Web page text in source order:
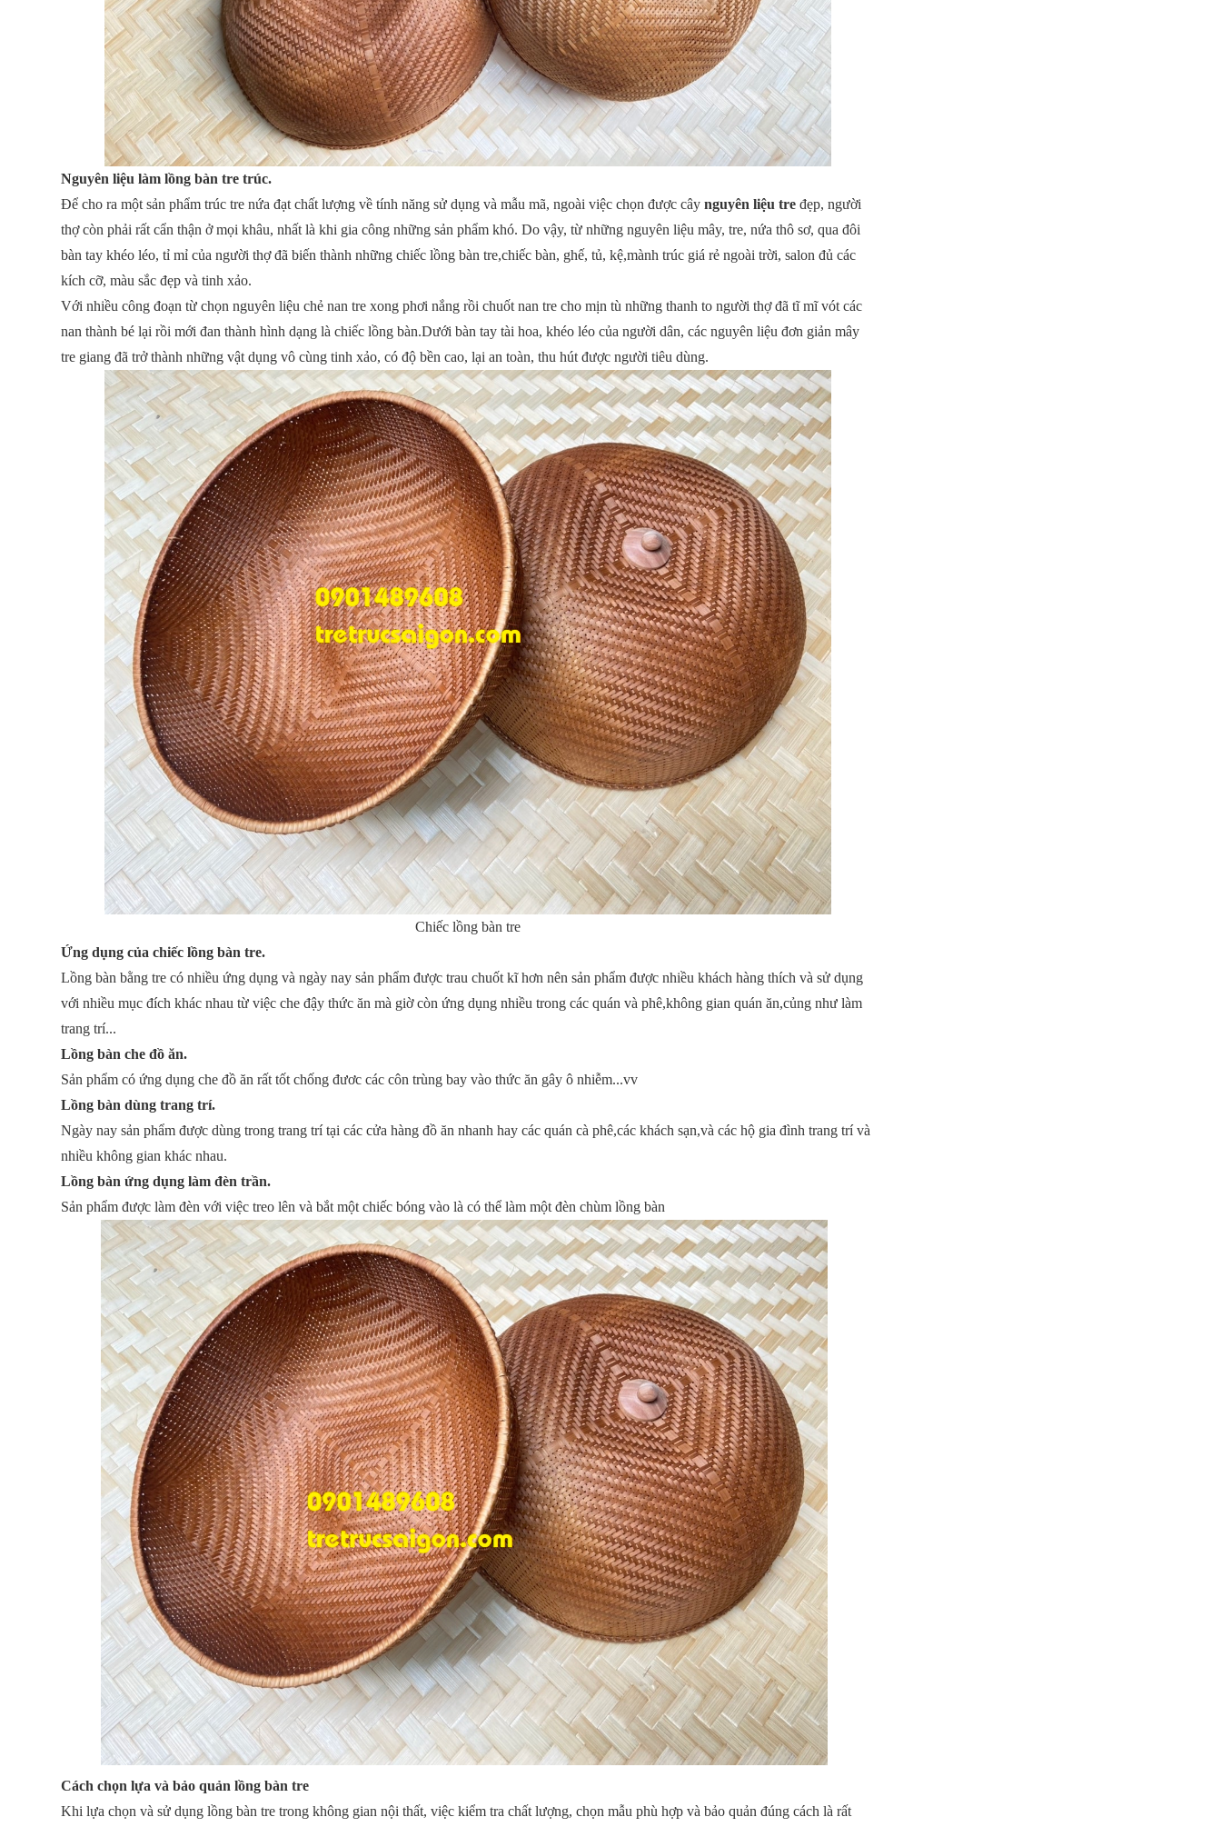
Nguyên liệu làm lồng bàn tre trúc.
Để cho ra một sản phẩm trúc tre nứa đạt chất lượng về tính năng sử dụng và mẫu mã, ngoài việc chọn được câynguyên liệu tređẹp, người
thợ còn phải rất cẩn thận ở mọi khâu, nhất là khi gia công những sản phẩm khó. Do vậy, từ những nguyên liệu mây, tre, nứa thô sơ, qua đôi
bàn tay khéo léo, tỉ mỉ của người thợ đã biến thành những chiếc lồng bàn tre,chiếc bàn, ghế, tủ, kệ,mành trúc giá rẻ ngoài trời,salon đủ các
kích cỡ, màu sắc đẹp và tinh xảo.
Với nhiều công đoạn từ chọn nguyên liệu chẻ nan tre xong phơi nắng rồi chuốt nan tre cho mịn tù những thanh to người thợ đã tĩ mĩ vót các
nan thành bé lại rồi mới đan thành hình dạng là chiếc lồng bàn.Dưới bàn tay tài hoa, khéo léo của người dân, các nguyên liệu đơn giản mây
tre giang đã trở thành những vật dụng vô cùng tinh xảo, có độ bền cao, lại an toàn, thu hút được người tiêu dùng.
Chiếc lồng bàn tre
Ứng dụng của chiếc lồng bàn tre.
Lồng bàn bằng tre có nhiều ứng dụng và ngày nay sản phẩm được trau chuốt kĩ hơn nên sản phẩm được nhiều khách hàng thích và sử dụng
với nhiều mục đích khác nhau từ việc che đậy thức ăn mà giờ còn ứng dụng nhiều trong các quán và phê,không gian quán ăn,củng như làm
trang trí...
Lồng bàn che đồ ăn.
Sản phẩm có ứng dụng che đồ ăn rất tốt chống đươc các côn trùng bay vào thức ăn gây ô nhiễm...vv
Lồng bàn dùng trang trí.
Ngày nay sản phẩm được dùng trong trang trí tại các cửa hàng đồ ăn nhanh hay các quán cà phê,các khách sạn,và các hộ gia đình trang trí và
nhiều không gian khác nhau.
Lồng bàn ứng dụng làm đèn trần.
Sản phẩm được làm đèn với việc treo lên và bắt một chiếc bóng vào là có thể làm một đèn chùm lồng bàn
Cách chọn lựa và bảo quản lồng bàn tre
Khi lựa chọn và sử dụng lồng bàn tre trong không gian nội thất, việc kiểm tra chất lượng, chọn mẫu phù hợp và bảo quản đúng cách là rất